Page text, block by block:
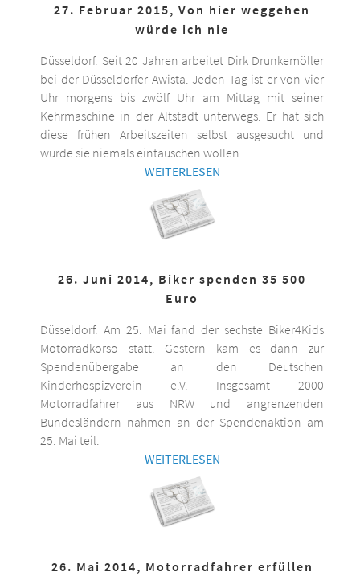
27. Februar 2015, Von hier weggehen
würde ich nie
Düsseldorf. Seit 20 Jahren arbeitet Dirk Drunkemöller
bei der Düsseldorfer Awista. Jeden Tag ist er von vier
Uhr morgens bis zwölf Uhr am Mittag mit seiner
Kehrmaschine in der Altstadt unterwegs. Er hat sich
diese frühen Arbeitszeiten selbst ausgesucht und
würde sie niemals eintauschen wollen.
WEITERLESEN
26. Juni 2014, Biker spenden 35 500
Euro
Düsseldorf. Am 25. Mai fand der sechste Biker4Kids
Motorradkorso statt. Gestern kam es dann zur
Spendenübergabe an den Deutschen
Kinderhospizverein e.V. Insgesamt 2000
Motorradfahrer aus NRW und angrenzenden
Bundesländern nahmen an der Spendenaktion am
25. Mai teil.
WEITERLESEN
26. Mai 2014, Motorradfahrer erfüllen